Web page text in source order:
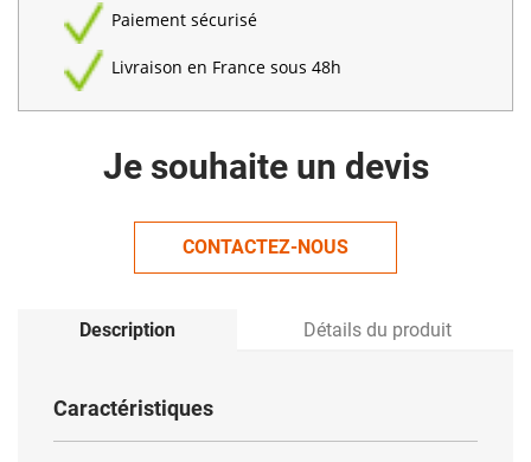
Paiement sécurisé
Livraison en France sous 48h
Je souhaite un devis
CONTACTEZ-NOUS
Description Détails du produit
Caractéristiques